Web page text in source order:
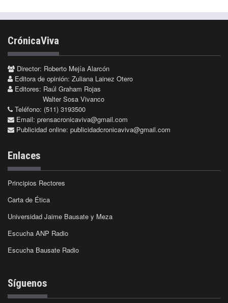
CrónicaViva
Director: Roberto Mejía Alarcón
Editora de opinión: Zuliana Lainez Otero
Editores: Raúl Graham Rojas
Walter Sosa Vivanco
Teléfono: (511) 3193500
Email: prensacronicaviva@gmail.com
Publicidad online: publicidadcronicaviva@gmail.com
Enlaces
Principios Rectores
Carta de Ética
Universidad Jaime Bausate y Meza
Escucha ANP Radio
Escucha Bausate Radio
Síguenos